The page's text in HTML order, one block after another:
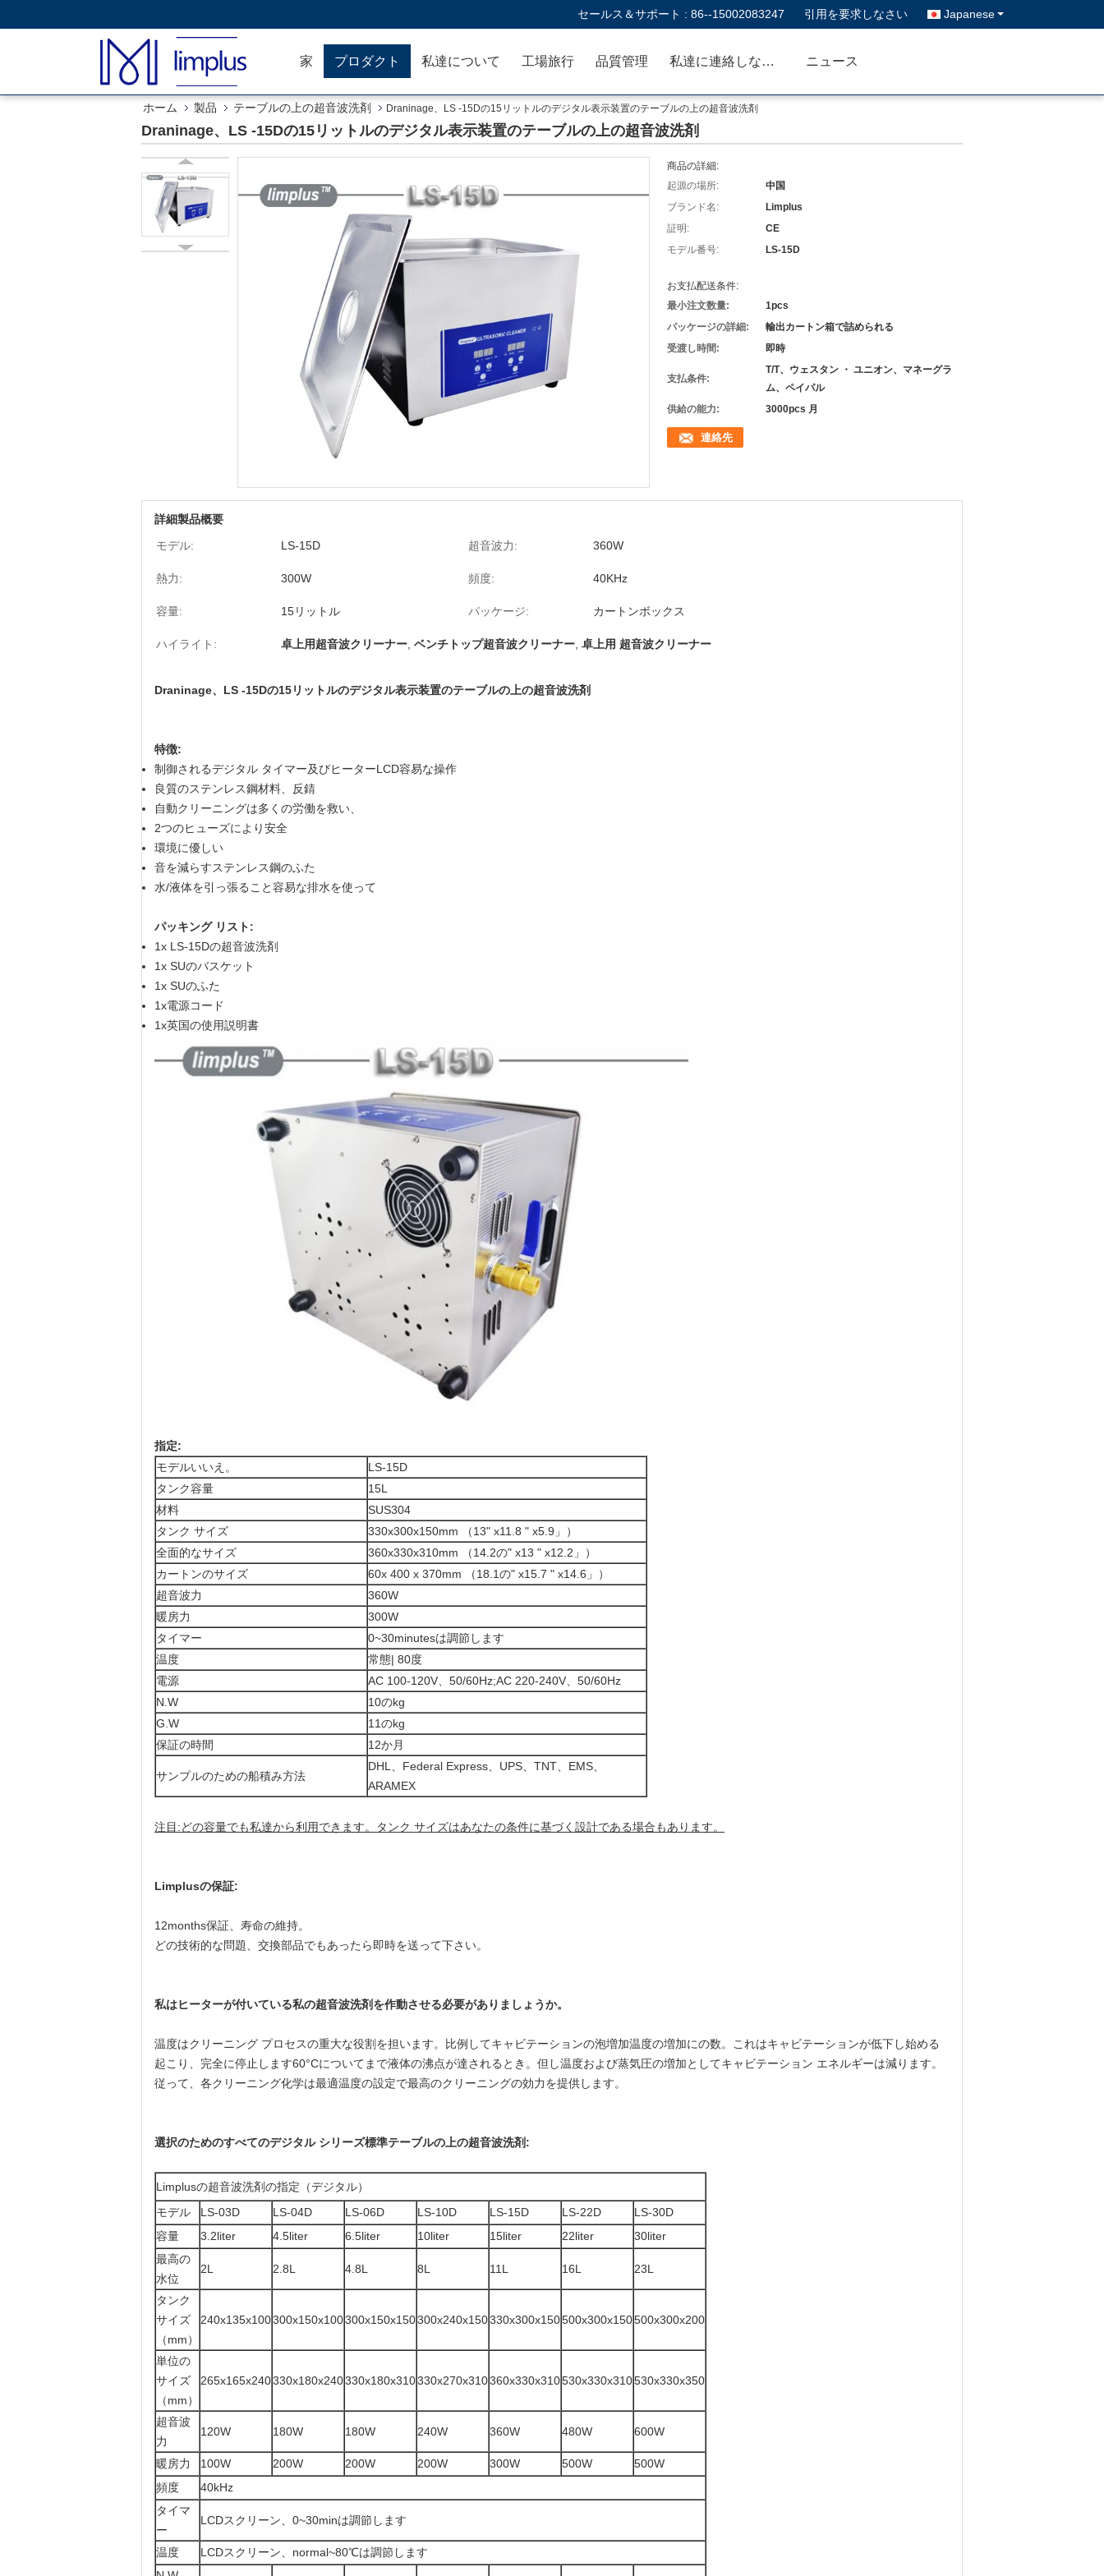
セールス＆サポート : 86--15002083247 引用を要求しなさい Japanese
家 プロダクト 私達について 工場旅行 品質管理 私達に連絡しなさい ニュース
ホーム 製品 テーブルの上の超音波洗剤 Draninage、LS -15Dの15リットルのデジタル表示装置のテーブルの上の超音波洗剤
Draninage、LS -15Dの15リットルのデジタル表示装置のテーブルの上の超音波洗剤
商品の詳細:
起源の場所:
中国
ブランド名:
Limplus
証明:
CE
モデル番号:
LS-15D
お支払配送条件:
最小注文数量:
1pcs
パッケージの詳細:
輸出カートン箱で詰められる
受渡し時間:
即時
支払条件:
T/T、ウェスタン ・ ユニオン、マネーグラ
ム、ペイパル
供給の能力:
3000pcs 月
連絡先
詳細製品概要
モデル:
LS-15D 超音波力: 360W
熱力: 300W 頻度: 40KHz
容量: 15リットル パッケージ: カートンボックス
ハイライト: 卓上用超音波クリーナー ベンチトップ超音波クリーナー 卓上用 超音波クリーナー
Draninage、LS -15Dの15リットルのデジタル表示装置のテーブルの上の超音波洗剤
特徴:
制御されるデジタル タイマー及びヒーターLCD容易な操作
良質のステンレス鋼材料、反錆
自動クリーニングは多くの労働を救い、
2つのヒューズにより安全
環境に優しい
音を減らすステンレス鋼のふた
水/液体を引っ張ること容易な排水を使って
パッキング リスト:
1x LS-15Dの超音波洗剤
1x SUのバスケット
1x SUのふた
1x電源コード
1x英国の使用説明書
指定:
モデルいいえ。
LS-15D
タンク容量
15L
材料
SUS304
タンク サイズ
330x300x150mm （13" x11.8 " x5.9」）
全面的なサイズ
360x330x310mm （14.2の" x13 " x12.2」）
カートンのサイズ
60x 400 x 370mm （18.1の" x15.7 " x14.6」）
超音波力
360W
暖房力
300W
タイマー
0~30minutesは調節します
温度
常態| 80度
電源
AC 100-120V、50/60Hz;AC 220-240V、50/60Hz
N.W
10のkg
G.W
11のkg
保証の時間
12か月
サンプルのための船積み方法
DHL、Federal Express、UPS、TNT、EMS、
ARAMEX
注目:どの容量でも私達から利用できます。タンク サイズはあなたの条件に基づく設計である場合もあります。
Limplusの保証:
12months保証、寿命の維持。
どの技術的な問題、交換部品でもあったら即時を送って下さい。
私はヒーターが付いている私の超音波洗剤を作動させる必要がありましょうか。
温度はクリーニング プロセスの重大な役割を担います。比例してキャビテーションの泡増加温度の増加にの数。これはキャビテーションが低下し始める
起こり、完全に停止します60°Cについてまで液体の沸点が達されるとき。但し温度および蒸気圧の増加としてキャビテーション エネルギーは減ります。
従って、各クリーニング化学は最適温度の設定で最高のクリーニングの効力を提供します。
選択のためのすべてのデジタル シリーズ標準テーブルの上の超音波洗剤:
Limplusの超音波洗剤の指定（デジタル）
モデル
LS-03D LS-04D LS-06D LS-10D LS-15D LS-22D
LS-30D
容量
3.2liter 4.5liter 6.5liter 10liter 15liter 22liter
30liter
最高の
水位
2L 2.8L 4.8L 8L 11L 16L 23L
タンク
サイズ
（mm）
240x135x100300x150x100300x150x150300x240x150330x300x150500x300x150500x300x200
単位の
サイズ
（mm）
265x165x240330x180x240330x180x310330x270x310360x330x310530x330x310530x330x350
超音波
力
120W 180W 180W 240W 360W 480W 600W
暖房力 100W 200W 200W 200W 300W 500W
500W
頻度
40kHz
タイマ
ー
LCDスクリーン、0~30minは調節します
温度
LCDスクリーン、normal~80℃は調節します